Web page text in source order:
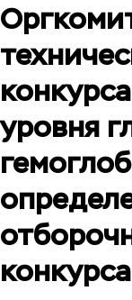
уровня
конкурса